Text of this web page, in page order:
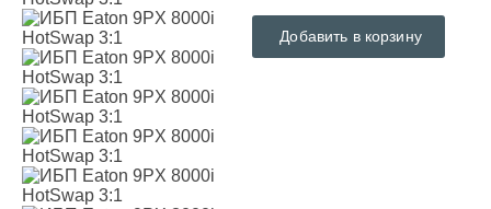
Добавить в корзину